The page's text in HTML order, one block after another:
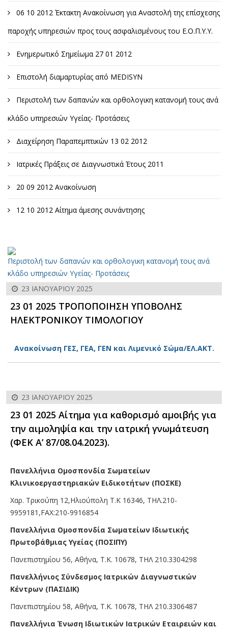
06 10 2012 Έκτακτη Ανακοίνωση για Αναστολή της επίσχεσης
παροχής υπηρεσιών προς τους ασφαλισμένους του Ε.Ο.Π.Υ.Υ.
Ενημερωτικό Σημείωμα 27 01 2012
Επιστολή διαμαρτυρίας από MEDISYN
Περιστολή των δαπανών και ορθολογικη κατανομή τους ανά
κλάδο υπηρεσιών Υγείας- Προτάσεις
Διαχείρηση Παραπεμπτικών 13 02 2012
Ιατρικές Πράξεις σε Διαγνωστικά Έτους 2011
20 09 2012 Ανακοίνωση
12 10 2012 Αίτημα άμεσης συνάντησης
Περιστολή των δαπανών και ορθολογικη κατανομή τους ανά
κλάδο υπηρεσιών Υγείας- Προτάσεις
23 ΙΑΝΟΥΑΡΊΟΥ 2025
23 01 2025 ΤΡΟΠΟΠΟΙΗΣΗ ΥΠΟΒΟΛΗΣ
ΗΛΕΚΤΡΟΝΙΚΟΥ ΤΙΜΟΛΟΓΙΟΥ
Aνακοίνωση ΓΕΣ, ΓΕΑ, ΓΕΝ και Λιμενικό Σώμα/ΕΛ.ΑΚΤ.
23 ΙΑΝΟΥΑΡΊΟΥ 2025
23 01 2025 Αίτημα για καθορισμό αμοιβής για
την αιμοληψία και την ιατρική γνωμάτευση
(ΦΕΚ A’ 87/08.04.2023).
Πανελλήνια Ομοσπονδία Σωματείων
Κλινικοεργαστηριακών Ειδικοτήτων (ΠΟΣΚΕ)
Χαρ. Τρικούπη 12,Ηλιούπολη Τ.Κ 16346, ΤΗΛ.210-
9959181,FAX:210-9916854
Πανελλήνια Ομοσπονδία Σωματείων Ιδιωτικής
Πρωτοβάθμιας Υγείας (ΠΟΣΙΠΥ)
Πανεπιστημίου 56, Αθήνα, Τ.Κ. 10678, ΤΗΛ 210.3304298
Πανελλήνιος Σύνδεσμος Ιατρικών Διαγνωστικών
Κέντρων (ΠΑΣΙΔΙΚ)
Πανεπιστημίου 58, Αθήνα, Τ.Κ. 10678, ΤΗΛ 210.3306487
Πανελλήνια Ένωση Ιδιωτικών Ιατρικών Εταιρειών και